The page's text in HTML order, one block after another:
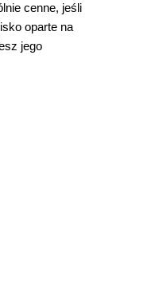
cenne, jeśli
oparte na
jego